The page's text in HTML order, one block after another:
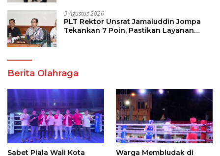
5 Agustus 2026
PLT Rektor Unsrat Jamaluddin Jompa
Tekankan 7 Poin, Pastikan Layanan
Berita Olahraga
Sabet Piala Wali Kota
Warga Membludak di